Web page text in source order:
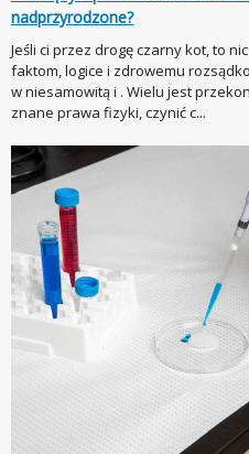
nadprzyrodzone?
Jeśli ci przez drogę czarny kot, to
faktom, logice i zdrowemu
w niesamowitą i . Wielu jest
znane prawa fizyki, czynić c...